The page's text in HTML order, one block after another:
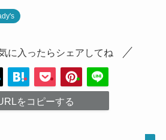
に入ったらシェアしてね
をコピーする